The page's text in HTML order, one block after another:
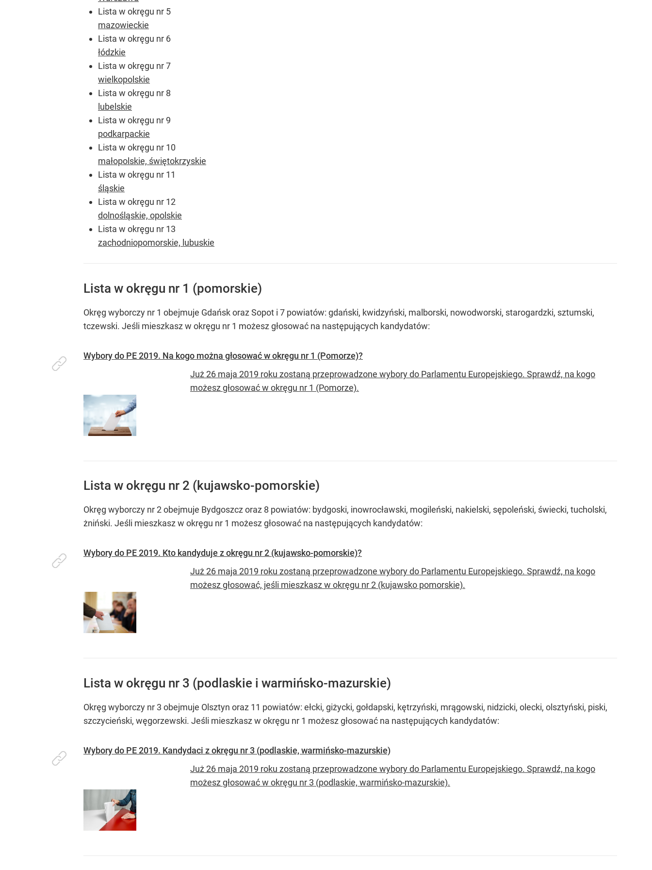
Lista w okręgu nr 5
mazowieckie
Lista w okręgu nr 6
łódzkie
Lista w okręgu nr 7
wielkopolskie
Lista w okręgu nr 8
lubelskie
Lista w okręgu nr 9
podkarpackie
Lista w okręgu nr 10
małopolskie, świętokrzyskie
Lista w okręgu nr 11
śląskie
Lista w okręgu nr 12
dolnośląskie, opolskie
Lista w okręgu nr 13
zachodniopomorskie, lubuskie
Lista w okręgu nr 1 (pomorskie)
Okręg wyborczy nr 1 obejmuje Gdańsk oraz Sopot i 7 powiatów: gdański, kwidzyński, malborski, nowodworski, starogardzki, sztumski,
tczewski. Jeśli mieszkasz w okręgu nr 1 możesz głosować na następujących kandydatów:
Wybory do PE 2019. Na kogo można głosować w okręgu nr 1 (Pomorze)?
Już 26 maja 2019 roku zostaną przeprowadzone wybory do Parlamentu Europejskiego. Sprawdź, na kogo
możesz głosować w okręgu nr 1 (Pomorze).
Lista w okręgu nr 2 (kujawsko-pomorskie)
Okręg wyborczy nr 2 obejmuje Bydgoszcz oraz 8 powiatów: bydgoski, inowrocławski, mogileński, nakielski, sępoleński, świecki, tucholski,
żniński. Jeśli mieszkasz w okręgu nr 1 możesz głosować na następujących kandydatów:
Wybory do PE 2019. Kto kandyduje z okręgu nr 2 (kujawsko-pomorskie)?
Już 26 maja 2019 roku zostaną przeprowadzone wybory do Parlamentu Europejskiego. Sprawdź, na kogo
możesz głosować, jeśli mieszkasz w okręgu nr 2 (kujawsko pomorskie).
Lista w okręgu nr 3 (podlaskie i warmińsko-mazurskie)
Okręg wyborczy nr 3 obejmuje Olsztyn oraz 11 powiatów: ełcki, giżycki, gołdapski, kętrzyński, mrągowski, nidzicki, olecki, olsztyński, piski,
szczycieński, węgorzewski. Jeśli mieszkasz w okręgu nr 1 możesz głosować na następujących kandydatów:
Wybory do PE 2019. Kandydaci z okręgu nr 3 (podlaskie, warmińsko-mazurskie)
Już 26 maja 2019 roku zostaną przeprowadzone wybory do Parlamentu Europejskiego. Sprawdź, na kogo
możesz głosować w okręgu nr 3 (podlaskie, warmińsko-mazurskie).